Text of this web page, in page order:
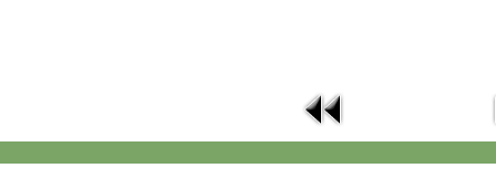
STATISTIK